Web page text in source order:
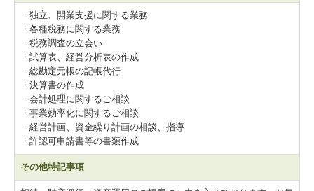
・独立、開業支援に関する業務
・各種税務に関する業務
・税務調査の立会い
・試算表、経営分析表の作成
・総勘定元帳の記帳代行
・決算書の作成
・会計処理に関するご相談
・事業効率化に関するご相談
・経営計画、資金繰り計画の相談、指導
・許認可申請書等の書類作成
その他特記事項